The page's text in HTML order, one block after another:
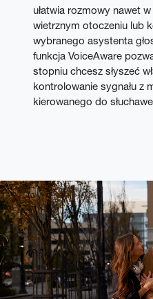
ułatwia rozmowy nawet
wietrznym otoczeniu lub
wybranego asystenta
funkcja VoiceAware
stopniu chcesz słyszeć
kontrolowanie sygnału z
kierowanego do